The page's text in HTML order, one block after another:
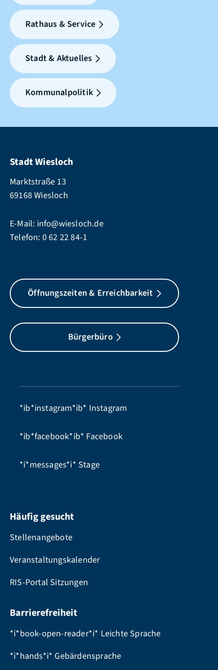
Rathaus & Service
Stadt & Aktuelles
Kommunalpolitik
Stadt Wiesloch
Marktstraße 13
69168 Wiesloch
E-Mail: info@wiesloch.de
Telefon: 0 62 22 84-1
Öffnungszeiten & Erreichbarkeit
Bürgerbüro
*ib*instagram*ib* Instagram
*ib*facebook*ib* Facebook
*i*messages*i* Stage
Häufig gesucht
Stellenangebote
Veranstaltungskalender
RIS-Portal Sitzungen
Barrierefreiheit
*i*book-open-reader*i* Leichte Sprache
*i*hands*i* Gebärdensprache